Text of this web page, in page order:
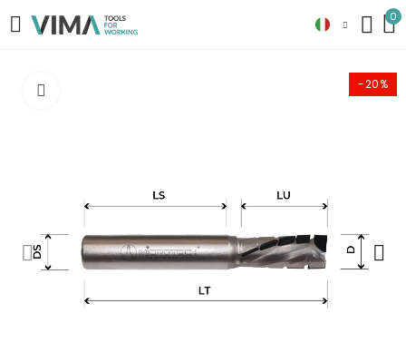
0
-20%